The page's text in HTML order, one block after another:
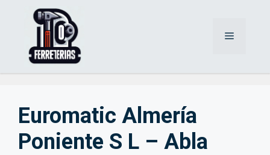
Menú
Euromatic Almería
Poniente S L – Abla